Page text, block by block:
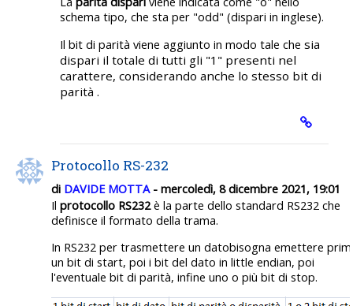
schema tipo, che sta per "odd" (dispari in inglese).
Il bit di parità viene aggiunto in modo tale che sia
dispari il totale di tutti gli "1" presenti nel
carattere, considerando anche lo stesso bit di
parità .
Protocollo RS-232
di DAVIDE MOTTA- mercoledì, 8 dicembre 2021, 19:01
Ilprotocollo RS232è la parte dello standard RS232 che
definisce il formato della trama.
In RS232 per trasmettere un datobisogna emettere
un bit di start, poi i bit del dato in little endian, poi
l'eventuale bit di parità, infine uno o più bit di stop.